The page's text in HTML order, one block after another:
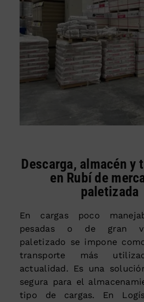
Descarga, almacén y
en Rubí de
paletizada
En cargas poco
pesadas o de gran
paletizado se impone
transporte más
actualidad. Es una
segura para el
tipo de cargas. En